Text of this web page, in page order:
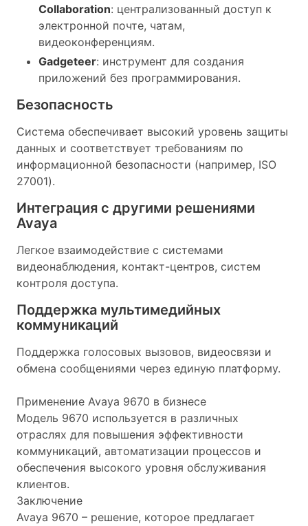
Collaboration: централизованный доступ к
электронной почте, чатам,
видеоконференциям.
Gadgeteer: инструмент для создания
приложений без программирования.
Безопасность
Система обеспечивает высокий уровень защиты
данных и соответствует требованиям по
информационной безопасности (например, ISO
27001).
Интеграция с другими решениями
Avaya
Легкое взаимодействие с системами
видеонаблюдения, контакт-центров, систем
контроля доступа.
Поддержка мультимедийных
коммуникаций
Поддержка голосовых вызовов, видеосвязи и
обмена сообщениями через единую платформу.
Применение Avaya 9670 в бизнесе
Модель 9670 используется в различных
отраслях для повышения эффективности
коммуникаций, автоматизации процессов и
обеспечения высокого уровня обслуживания
клиентов.
Заключение
Avaya 9670 – решение, которое предлагает